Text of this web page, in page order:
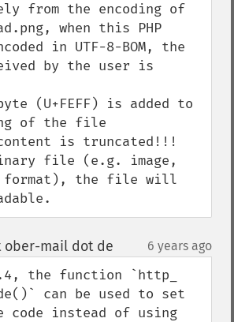
from the encoding of
when this PHP
in UTF-8-BOM, the
by the user is
byte (U+FEFF) is added to
of the file
is truncated!!!
file (e.g. image,
format), the file will
ober-mail dot de 6 years ago
the function `http_​
can be used to set
code instead of using